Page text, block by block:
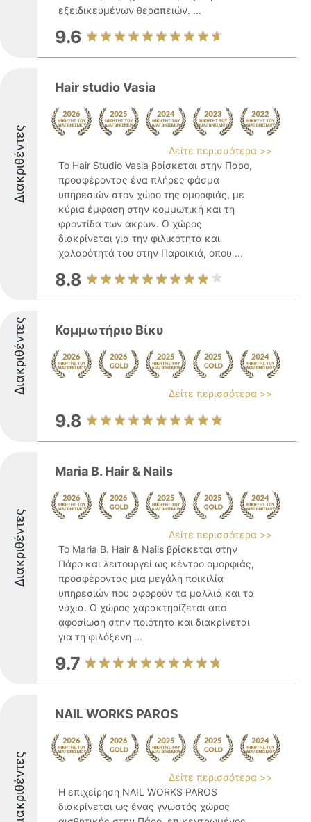
εξειδικευμένων θεραπειών. ...
9.6
Διακριθέντες
Hair studio Vasia
Δείτε περισσότερα >>
Το Hair Studio Vasia βρίσκεται στην Πάρο,
προσφέροντας ένα πλήρες φάσμα
υπηρεσιών στον χώρο της ομορφιάς, με
κύρια έμφαση στην κομμωτική και τη
φροντίδα των άκρων. Ο χώρος
διακρίνεται για την φιλικότητα και
χαλαρότητά του στην Παροικιά, όπου ...
8.8
Διακριθέντες Κομμωτήριο Βίκυ
Δείτε περισσότερα >>
9.8
Διακριθέντες
Maria B. Hair & Nails
Δείτε περισσότερα >>
Το Maria B. Hair & Nails βρίσκεται στην
Πάρο και λειτουργεί ως κέντρο ομορφιάς,
προσφέροντας μια μεγάλη ποικιλία
υπηρεσιών που αφορούν τα μαλλιά και τα
νύχια. Ο χώρος χαρακτηρίζεται από
αφοσίωση στην ποιότητα και διακρίνεται
για τη φιλόξενη ...
9.7
Διακριθέντες
NAIL WORKS PAROS
Δείτε περισσότερα >>
Η επιχείρηση NAIL WORKS PAROS
διακρίνεται ως ένας γνωστός χώρος